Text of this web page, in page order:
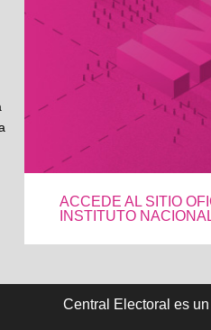
ACCEDE AL SITIO
INSTITUTO
Central Electoral es